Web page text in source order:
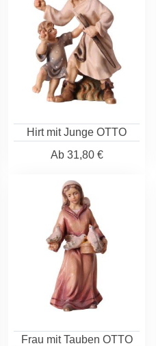
Hirt mit Junge OTTO
Ab31,80 €
Frau mit Tauben OTTO